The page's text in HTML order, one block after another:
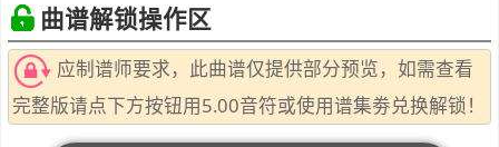
曲谱解锁操作区
应制谱师要求，此曲谱仅提供部分预览，如需查看
完整版请点下方按钮用5.00音符或使用谱集劵兑换解锁！